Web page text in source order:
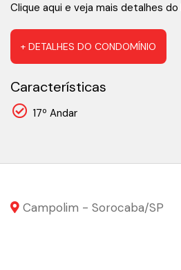
Clique aqui e veja mais detalhes do
+ DETALHES DO CONDOMÍNIO
Características
17º Andar
Campolim - Sorocaba/SP